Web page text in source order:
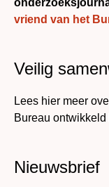
vriend van het
Veilig
Lees hier meer
Bureau ontwikkeld
Nieuwsbrief